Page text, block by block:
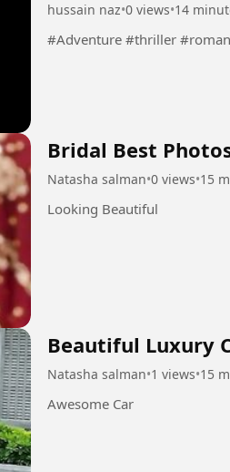
hussain naz•0 views•14
#Adventure #thriller
Bridal Best
Natasha salman•0 views•15
Looking Beautiful
Beautiful Luxury
Natasha salman•1 views•15
Awesome Car